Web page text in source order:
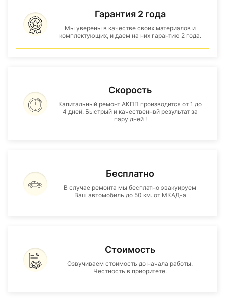
Гарантия 2 года
Мы уверены в качестве своих материалов и
комплектующих, и даем на них гарантию 2 года.
Скорость
Капитальный ремонт АКПП производится от 1 до
4 дней. Быстрый и качественнвй результат за
пару дней !
Бесплатно
В случае ремонта мы бесплатно эвакуируем
Ваш автомобиль до 50 км. от МКАД-а
Стоимость
Озвучиваем стоимость до начала работы.
Честность в приоритете.